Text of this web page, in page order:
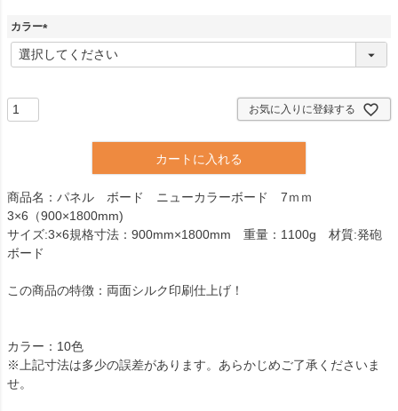
カラー
(
必
お気に入りに登録する
カートに入れる
商品名：パネル ボード ニューカラーボード 7ｍｍ
3×6（900×1800mm)
サイズ:3×6規格寸法：900mm×1800mm 重量：1100g 材質:発砲
ボード
この商品の特徴：両面シルク印刷仕上げ！
カラー：10色
※上記寸法は多少の誤差があります。あらかじめご了承くださいま
せ。